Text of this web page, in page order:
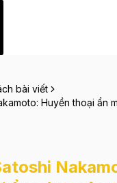
bài viết
Huyền thoại ẩn